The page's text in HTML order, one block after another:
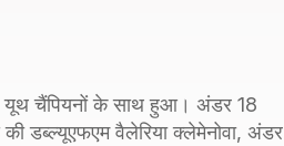
यूथ चैंपियनों के साथ हुआ। अंडर 18
डब्ल्यूएफएम वैलेरिया क्लेमेनोवा, अंडर